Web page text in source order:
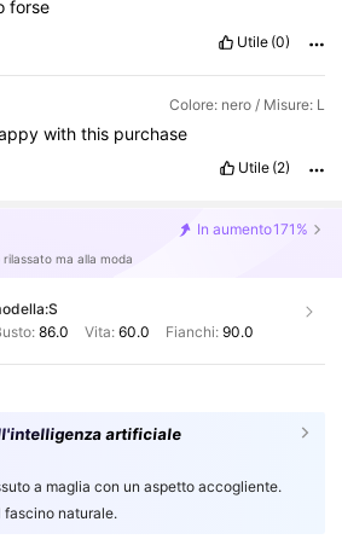
forse
Utile (0)
Colore: nero / Misure: L
with this purchase
Utile (2)
In aumento171%
ma alla moda
S
86.0 Vita: 60.0 Fianchi: 90.0
artificiale
a maglia con un aspetto accogliente.
fascino naturale.